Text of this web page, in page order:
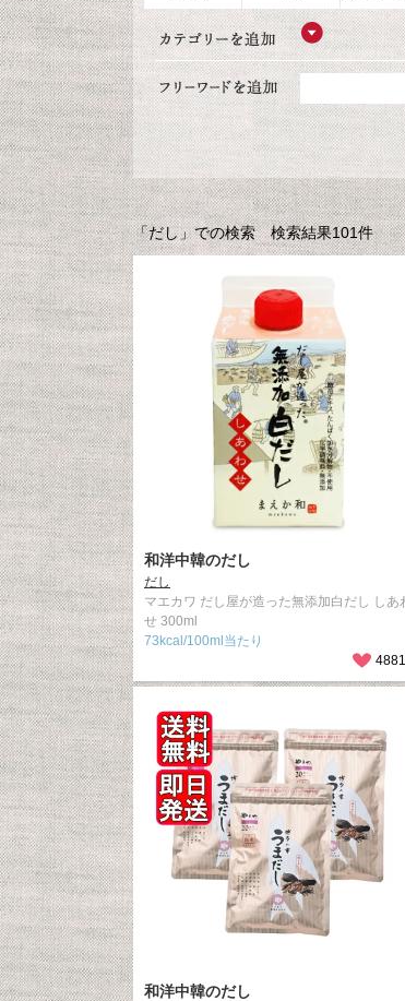
「だし」での検索 検索結果101件
和洋中韓のだし
だし
マエカワ だし屋が造った無添加白だし しあ
せ 300ml
73kcal/100ml当たり
和洋中韓のだし